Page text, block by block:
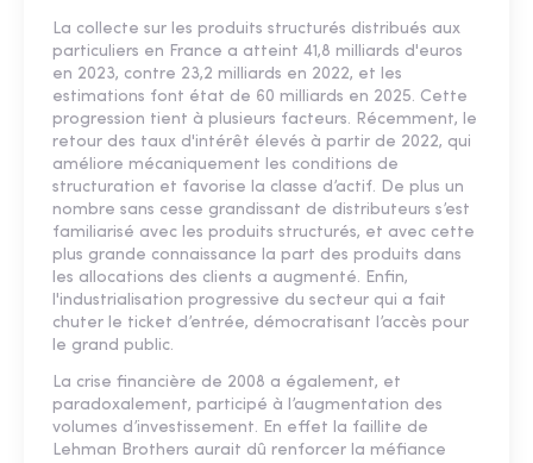
La collecte sur les produits structurés distribués aux
particuliers en France a atteint 41,8 milliards d'euros
en 2023, contre 23,2 milliards en 2022, et les
estimations font état de 60 milliards en 2025. Cette
progression tient à plusieurs facteurs. Récemment, le
retour des taux d'intérêt élevés à partir de 2022, qui
améliore mécaniquement les conditions de
structuration et favorise la classe d’actif. De plus un
nombre sans cesse grandissant de distributeurs s’est
familiarisé avec les produits structurés, et avec cette
plus grande connaissance la part des produits dans
les allocations des clients a augmenté. Enfin,
l'industrialisation progressive du secteur qui a fait
chuter le ticket d’entrée, démocratisant l’accès pour
le grand public.
La crise financière de 2008 a également, et
paradoxalement, participé à l’augmentation des
volumes d’investissement. En effet la faillite de
Lehman Brothers aurait dû renforcer la méfiance